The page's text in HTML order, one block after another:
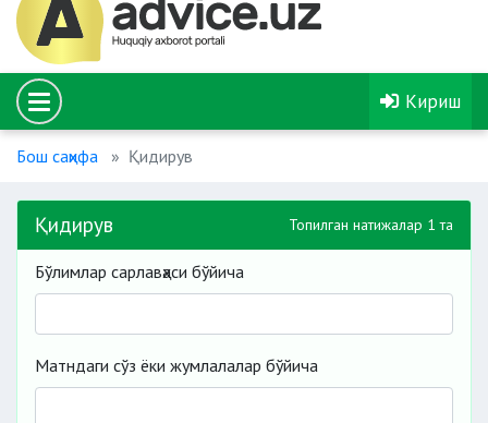
Кириш
Бош саҳифа Қидирув
Қидирув Топилган натижалар 1 та
Бўлимлар сарлавҳаси бўйича
Матндаги сўз ёки жумлалалар бўйича